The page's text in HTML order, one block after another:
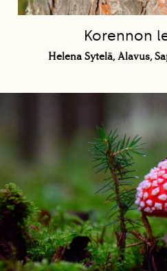
Korennon
Helena Sytelä, Alavus,